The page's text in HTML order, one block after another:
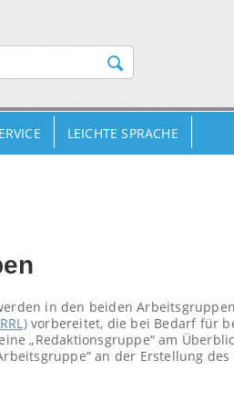
LEICHTE SPRACHE
in den beiden
vorbereitet, die bei Bedarf für
„Redaktionsgruppe“ am
an der Erstellung